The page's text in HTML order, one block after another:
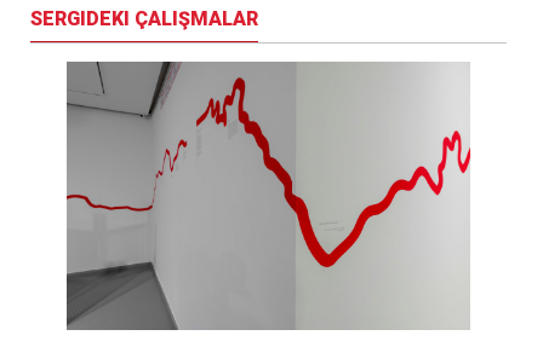
SERGIDEKI ÇALIŞMALAR